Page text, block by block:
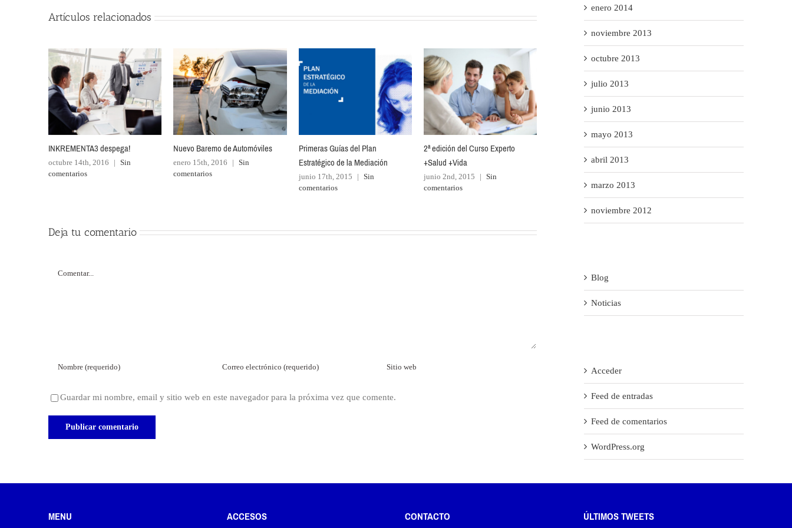
Artículos relacionados
INKREMENTA3 despega!
octubre 14th, 2016 | Sin
comentarios
Nuevo Baremo de Automóviles
enero 15th, 2016 |
Sin
comentarios
Primeras Guías del Plan
Estratégico de la Mediación
junio 17th, 2015 | Sin
comentarios
2ª edición del Curso Experto
+Salud +Vida
junio 2nd, 2015 | Sin
comentarios
INKREMENTA3 despega!
octubre 14th, 2016 | Sin
comentarios
Nuevo Baremo de Automóviles
comentarios
Deja tu comentario
Guardar mi nombre, email y sitio web en este navegador para la próxima vez que comente.
enero 2014
noviembre 2013
octubre 2013
julio 2013
junio 2013
mayo 2013
abril 2013
marzo 2013
noviembre 2012
Blog
Noticias
Acceder
Feed de entradas
Feed de comentarios
WordPress.org
MENU ACCESOS CONTACTO ÚLTIMOS TWEETS